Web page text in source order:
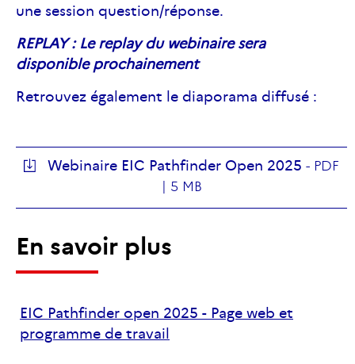
une session question/réponse.
REPLAY : Le replay du webinaire sera
disponible prochainement
Retrouvez également le diaporama diffusé :
Webinaire EIC Pathfinder Open 2025 - PDF
5 MB
En savoir plus
EIC Pathfinder open 2025 - Page web et
programme de travail